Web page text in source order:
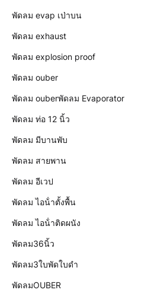
พัดลม evap เป่าบน
พัดลม exhaust
พัดลม explosion proof
พัดลม ouber
พัดลม ouberพัดลม Evaporator
พัดลม ท่อ 12 นิ้ว
พัดลม มีบานพับ
พัดลม สายพาน
พัดลม อีเวป
พัดลม ไอน้ําตั้งพื้น
พัดลม ไอน้ําติดผนัง
พัดลม36นิ้ว
พัดลม3ใบพัดใบดำ
พัดลมOUBER